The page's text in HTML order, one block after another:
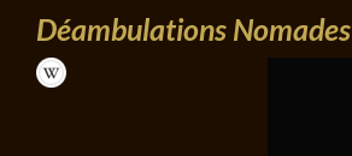
Déambulations Nomades